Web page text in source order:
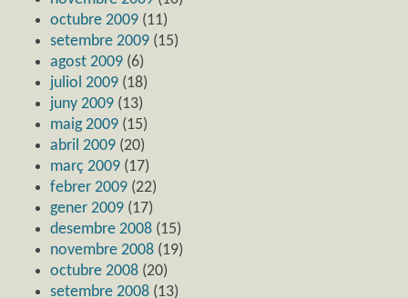
octubre 2009 (11)
setembre 2009 (15)
agost 2009 (6)
juliol 2009 (18)
juny 2009 (13)
maig 2009 (15)
abril 2009 (20)
març 2009 (17)
febrer 2009 (22)
gener 2009 (17)
desembre 2008 (15)
novembre 2008 (19)
octubre 2008 (20)
setembre 2008 (13)